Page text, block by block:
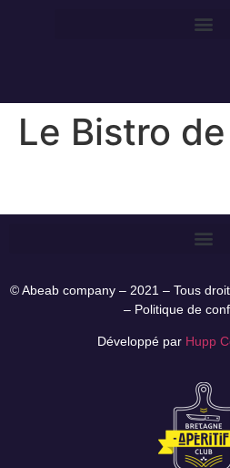
Le Bistro
© Abeab company – 2021 – Tous
– Politique de
Développé par Hupp